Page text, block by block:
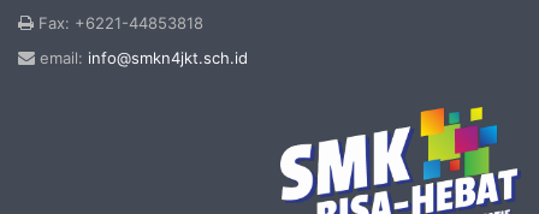
Fax: +6221-44853818
email: info@smkn4jkt.sch.id